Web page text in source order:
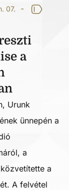
07. -
a
Urunk
ünnepén a
a
a
A felvétel